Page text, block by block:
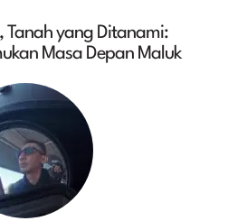
Tanah yang Ditanami:
Masa Depan Maluk